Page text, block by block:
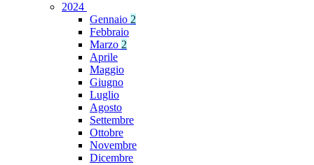
2024
Gennaio 2
Febbraio
Marzo 2
Aprile
Maggio
Giugno
Luglio
Agosto
Settembre
Ottobre
Novembre
Dicembre